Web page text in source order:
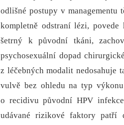
odlišné postupy v
kompletně odstraní lézi,
šetrný k původní tkáni,
psychosexuální dopad
z léčebných modalit nedosahuje
vulvě bez ohledu na typ
o recidivu původní HPV
udávané rizikové faktory